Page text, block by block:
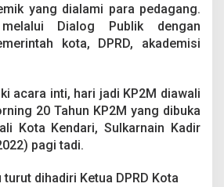
yang dialami para pedagang.
Dialog Publik dengan
kota, DPRD, akademisi
acara inti, hari jadi KP2M diawali
20 Tahun KP2M yang dibuka
Kota Kendari, Sulkarnain Kadir
pagi tadi.
dihadiri Ketua DPRD Kota